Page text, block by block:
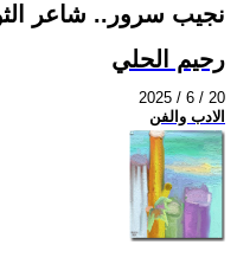
نجيب سرور.. شاعر
رحيم الحلي
2025 / 6 / 20
الادب والفن